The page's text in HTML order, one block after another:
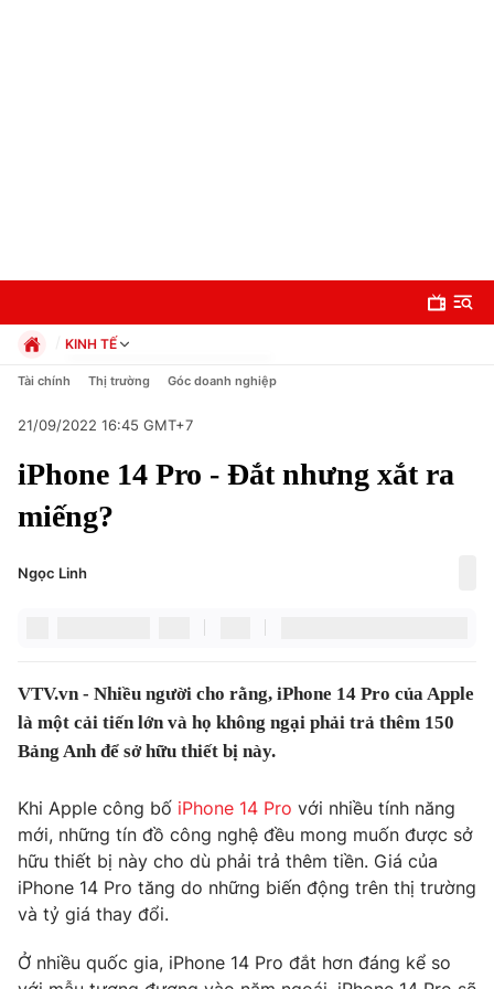
Chuyên mục
Chính trị
Xã hội
Y tế
Thế giới
Tin tức
Thế giới đó đây
Câu chuyện quốc tế
Kinh tế
Tài chính
Thị trường
Góc doanh nghiệp
Dữ liệu và đời sống
Truyền hình
KINH TẾ
Chính trị
Pháp luật
Kinh tế
Thể thao
Truyền hình
Y tế
Tài chính Thị trường Góc doanh nghiệp
21/09/2022 16:45 GMT+7
iPhone 14 Pro - Đắt nhưng xắt ra
miếng?
Ngọc Linh
VTV.vn - Nhiều người cho rằng, iPhone 14 Pro của Apple
là một cải tiến lớn và họ không ngại phải trả thêm 150
Bảng Anh để sở hữu thiết bị này.
Khi Apple công bố iPhone 14 Pro với nhiều tính năng
mới, những tín đồ công nghệ đều mong muốn được sở
hữu thiết bị này cho dù phải trả thêm tiền. Giá của
iPhone 14 Pro tăng do những biến động trên thị trường
và tỷ giá thay đổi.
Ở nhiều quốc gia, iPhone 14 Pro đắt hơn đáng kể so